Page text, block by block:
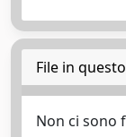
File in
Non ci sono